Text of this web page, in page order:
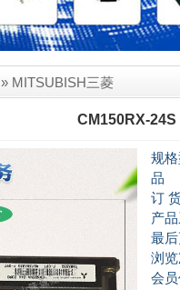
» MITSUBISH三菱
CM150RX-24S
规
品
订
产
最
浏
会